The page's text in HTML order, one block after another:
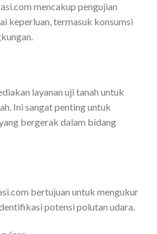
mencakup pengujian
keperluan, termasuk konsumsi
layanan uji tanah untuk
Ini sangat penting untuk
bergerak dalam bidang
bertujuan untuk mengukur
potensi polutan udara.